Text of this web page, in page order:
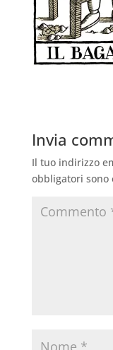
Invia
Il tuo indirizzo
obbligatori sono